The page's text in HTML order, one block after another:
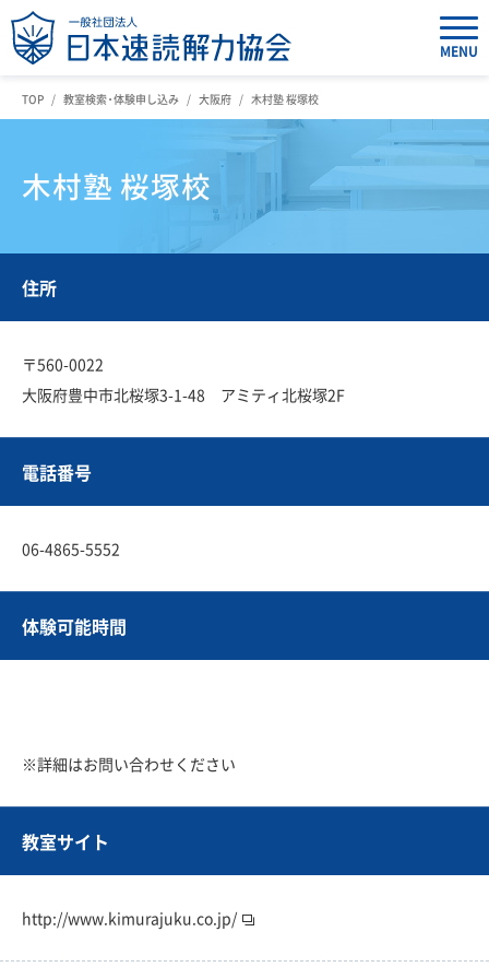
MENU
TOP 教室検索・体験申し込み 大阪府 木村塾 桜塚校
木村塾 桜塚校
住所
〒560-0022
大阪府豊中市北桜塚3-1-48 アミティ北桜塚2F
電話番号
06-4865-5552
体験可能時間
※詳細はお問い合わせください
教室サイト
http://www.kimurajuku.co.jp/